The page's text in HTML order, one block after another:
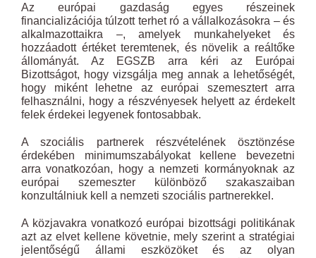
Az európai gazdaság egyes részeinek
financializációja túlzott terhet ró a vállalkozásokra – és
alkalmazottaikra –, amelyek munkahelyeket és
hozzáadott értéket teremtenek, és növelik a reáltőke
állományát. Az EGSZB arra kéri az Európai
Bizottságot, hogy vizsgálja meg annak a lehetőségét,
hogy miként lehetne az európai szemesztert arra
felhasználni, hogy a részvényesek helyett az érdekelt
felek érdekei legyenek fontosabbak.
A szociális partnerek részvételének ösztönzése
érdekében minimumszabályokat kellene bevezetni
arra vonatkozóan, hogy a nemzeti kormányoknak az
európai szemeszter különböző szakaszaiban
konzultálniuk kell a nemzeti szociális partnerekkel.
A közjavakra vonatkozó európai bizottsági politikának
azt az elvet kellene követnie, mely szerint a stratégiai
jelentőségű állami eszközöket és az olyan